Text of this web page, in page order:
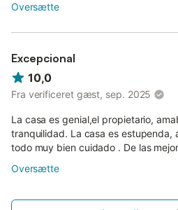
Oversætte
Excepcional
10,0
Fra verificeret gæst, sep. 2025
La casa es genial,el propietario,
tranquilidad. La casa es estupenda,
todo muy bien cuidado . De las
Oversætte